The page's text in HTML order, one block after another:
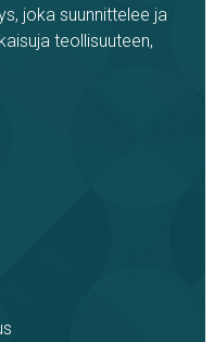
joka suunnittelee ja
teollisuuteen,